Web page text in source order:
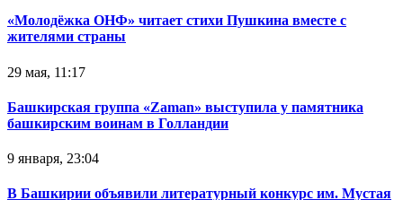
«Молодёжка ОНФ» читает стихи Пушкина вместе с
жителями страны
29 мая, 11:17
Башкирская группа «Zaman» выступила у памятника
башкирским воинам в Голландии
9 января, 23:04
В Башкирии объявили литературный конкурс им. Мустая